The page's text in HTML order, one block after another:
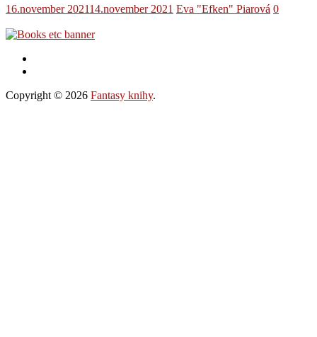
16.november 202114.november 2021 Eva "Efken" Piarová 0
Copyright © 2026 Fantasy knihy.